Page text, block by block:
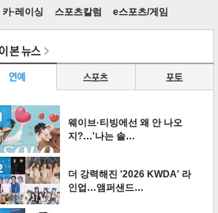
카·레이싱 스포츠칼럼 e스포츠/게임
웨이브·티빙에선 왜 안 나오
지?…'나는 솔…
더 강력해진 '2026 KWDA' 라
인업…앰퍼샌드…